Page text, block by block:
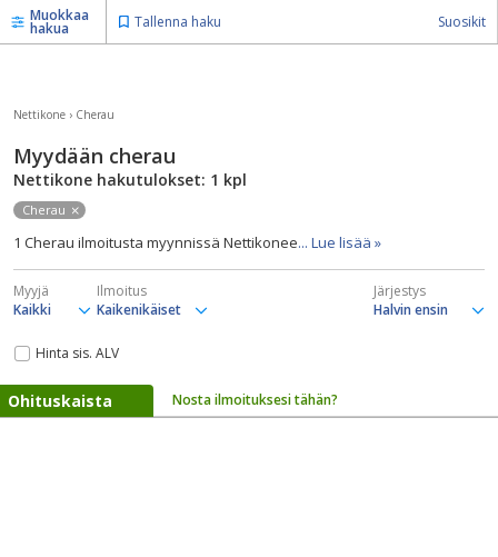
Muokkaa
hakua Tallenna haku Suosikit
Nettikone › Cherau
Myydään cherau
Nettikone hakutulokset: 1 kpl
Cherau
1 Cherau ilmoitusta myynnissä Nettikonee... Lue lisää »
Myyjä Ilmoitus Järjestys
Hinta sis. ALV
Ohituskaista Nosta ilmoituksesi tähän?